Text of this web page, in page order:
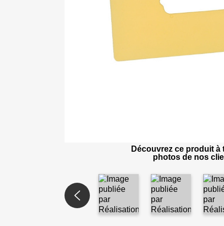
Découvrez ce produit à
photos de nos